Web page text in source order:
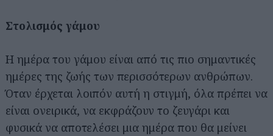
Στολισμός γάμου
Η ημέρα του γάμου είναι από τις πιο σημαντικές
ημέρες της ζωής των περισσότερων ανθρώπων.
Όταν έρχεται λοιπόν αυτή η στιγμή, όλα πρέπει να
είναι ονειρικά, να εκφράζουν το ζευγάρι και
φυσικά να αποτελέσει μια ημέρα που θα μείνει